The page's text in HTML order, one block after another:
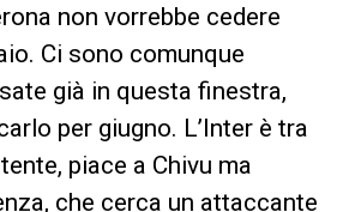
non vorrebbe cedere
Ci sono comunque
già in questa finestra,
per giugno. L’Inter è tra
piace a Chivu ma
che cerca un attaccante